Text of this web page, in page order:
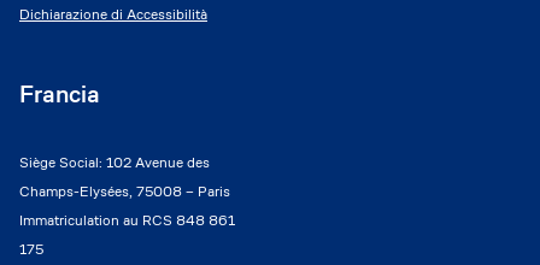
Dichiarazione di Accessibilità
Francia
Siège Social: 102 Avenue des
Champs-Elysées, 75008 – Paris
Immatriculation au RCS 848 861
175